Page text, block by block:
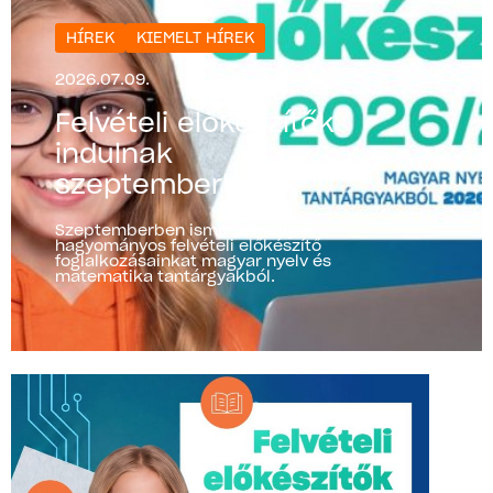
HÍREK KIEMELT HÍREK
2026.07.09.
Felvételi előkészítők
indulnak
szeptemberben!
Szeptemberben ismét elindítjuk
hagyományos felvételi előkészítő
foglalkozásainkat magyar nyelv és
matematika tantárgyakból.